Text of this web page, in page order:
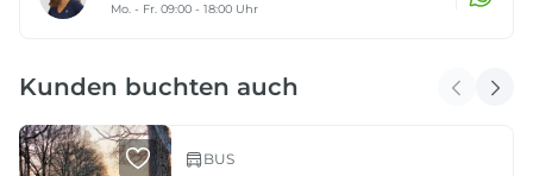
Mo. - Fr. 09:00 - 18:00 Uhr
Kunden buchten auch
BUS